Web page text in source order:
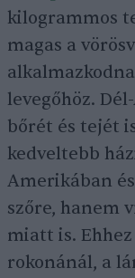
kilogrammos
magas a
levegőhöz.
bőrét és tejét
kedveltebb
Amerikában
szőre, hanem
miatt is.
rokonánál, a